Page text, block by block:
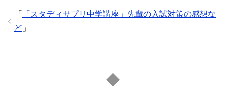
「
「スタディサプリ中学講座」先輩の入試対策の感想な
ど 」